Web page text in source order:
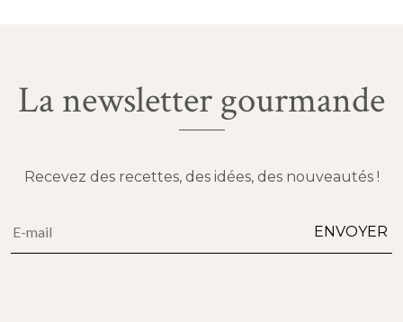
La newsletter gourmande
Recevez des recettes, des idées, des nouveautés !
ENVOYER
Alternative: